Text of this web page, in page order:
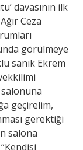
davasının ilk
Ceza
görülmeye
sanık Ekrem
geçirelim,
gerektiği
salona